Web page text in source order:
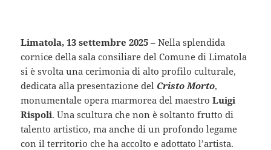
Limatola, 13 settembre 2025 – Nella splendida
cornice della sala consiliare del Comune di Limatola
si è svolta una cerimonia di alto profilo culturale,
dedicata alla presentazione del Cristo Morto,
monumentale opera marmorea del maestroLuigi
Rispoli. Una scultura che non è soltanto frutto di
talento artistico, ma anche di un profondo legame
con il territorio che ha accolto e adottato l’artista.